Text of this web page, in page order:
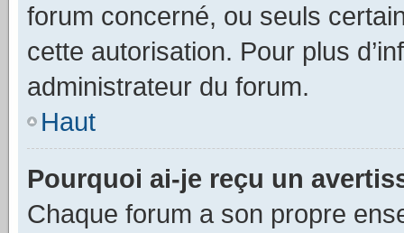
forum concerné, ou seuls
cette autorisation. Pour plus
administrateur du forum.
Haut
Pourquoi ai-je reçu un
Chaque forum a son propre